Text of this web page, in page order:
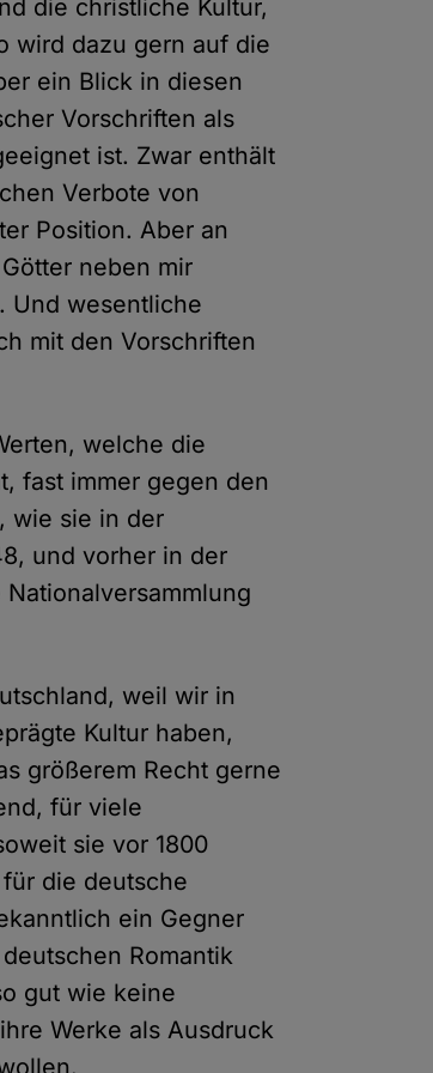
die christliche Kultur,
wird dazu gern auf die
ein Blick in diesen
Vorschriften als
ist. Zwar enthält
Verbote von
Position. Aber an
neben mir
Und wesentliche
mit den Vorschriften
welche die
fast immer gegen den
wie sie in der
und vorher in der
weil wir in
Kultur haben,
größerem Recht gerne
für viele
sie vor 1800
die deutsche
ein Gegner
Romantik
gut wie keine
Werke als Ausdruck